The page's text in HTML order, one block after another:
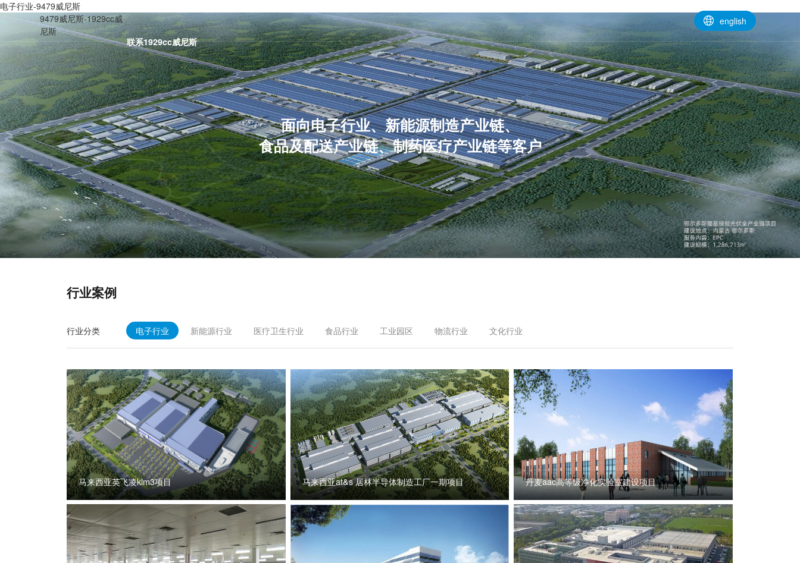
电子行业-9479威尼斯
9479威尼斯-1929cc威
尼斯
联系1929cc威尼斯
english
面向电子行业、新能源制造产业链、
食品及配送产业链、制药医疗产业链等客户
行业案例
行业分类 电子行业 新能源行业 医疗卫生行业 食品行业 工业园区 物流行业 文化行业
马来西亚英飞凌klm3项目 马来西亚at&s 居林半导体制造工厂一期项目 丹麦aac高等级净化实验室建设项目